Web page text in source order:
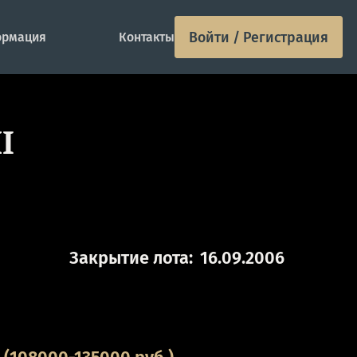
Контакты Войти / Регистрация
Закрытие лота: 16.09.2006